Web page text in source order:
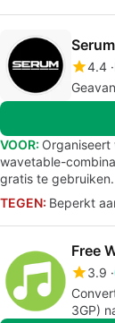
Serum
4.4
VOOR:
wavetable-
gratis te gebruiken.
TEGEN: Beperkt
Free
3.9
3GP)